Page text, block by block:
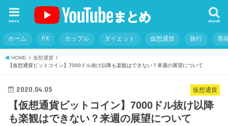
search
menu
ホーム FX カップル ダイエット 仮想通貨 旅行 美
HOME
仮想通貨
【仮想通貨ビットコイン】7000ドル抜け以降も楽観はできない？来週の展望について
仮想通貨
2020.04.05
【仮想通貨ビットコイン】7000ドル抜け以降
も楽観はできない？来週の展望について